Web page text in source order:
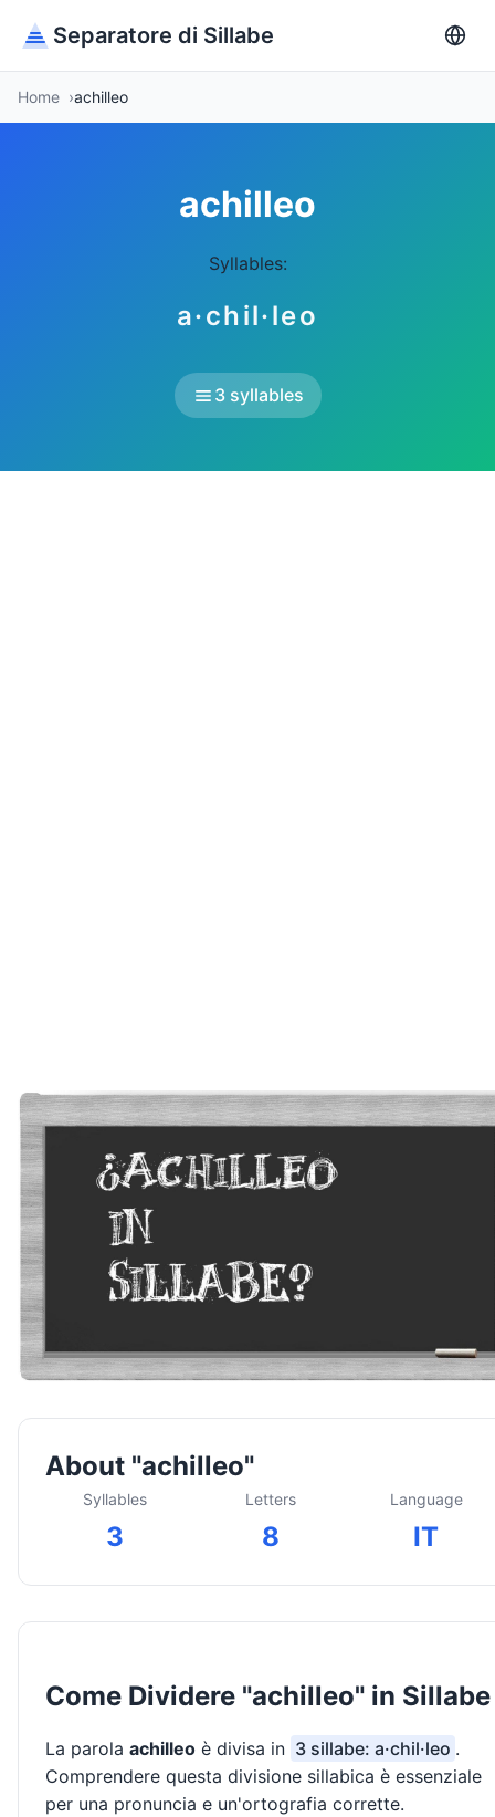
Separatore di Sillabe
Home achilleo
achilleo
Syllables:
a·chil·leo
3 syllables
About "achilleo"
Syllables
3
Letters
8
Language
IT
Come Dividere "achilleo" in Sillabe
La parola achilleo è divisa in 3 sillabe: a·chil·leo .
Comprendere questa divisione sillabica è essenziale
per una pronuncia e un'ortografia corrette.